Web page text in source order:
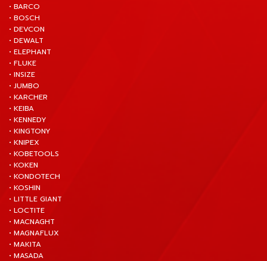
• BARCO
• BOSCH
• DEVCON
• DEWALT
• ELEPHANT
• FLUKE
• INSIZE
• JUMBO
• KARCHER
• KEIBA
• KENNEDY
• KINGTONY
• KNIPEX
• KOBETOOLS
• KOKEN
• KONDOTECH
• KOSHIN
• LITTLE GIANT
• LOCTITE
• MACNAGHT
• MAGNAFLUX
• MAKITA
• MASADA